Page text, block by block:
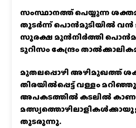
സംസ്ഥാനത്ത് പെയ്യുന്ന
തുടർന്ന് പൊൻമുടിയില്‍ വൻ
സുരക്ഷ മുൻനിർത്തി
ടൂറിസം കേന്ദ്രം
മുതലപ്പൊഴി അഴിമുഖത്ത്
തിരയിൽപ്പെട്ട് വള്ളം
അപകടത്തിൽ കടലിൽ
തുടരുന്നു.